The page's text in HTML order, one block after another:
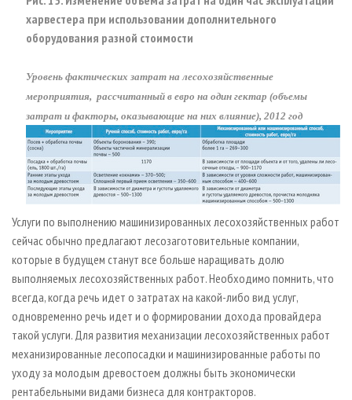
харвестера при использовании дополнительного
оборудования разной стоимости
Уровень фактических затрат на лесохозяйственные
мероприятия, рассчитанный в евро на один гектар (объемы
затрат и факторы, оказывающие на них влияние), 2012 год
Услуги по выполнению машинизированных лесохозяйственных работ
сейчас обычно предлагают лесозаготовительные компании,
которые в будущем станут все больше наращивать долю
выполняемых лесохозяйственных работ. Необходимо помнить, что
всегда, когда речь идет о затратах на какой-либо вид услуг,
одновременно речь идет и о формировании дохода провайдера
такой услуги. Для развития механизации лесохозяйственных работ
механизированные лесопосадки и машинизированные работы по
уходу за молодым древостоем должны быть экономически
рентабельными видами бизнеса для контракторов.